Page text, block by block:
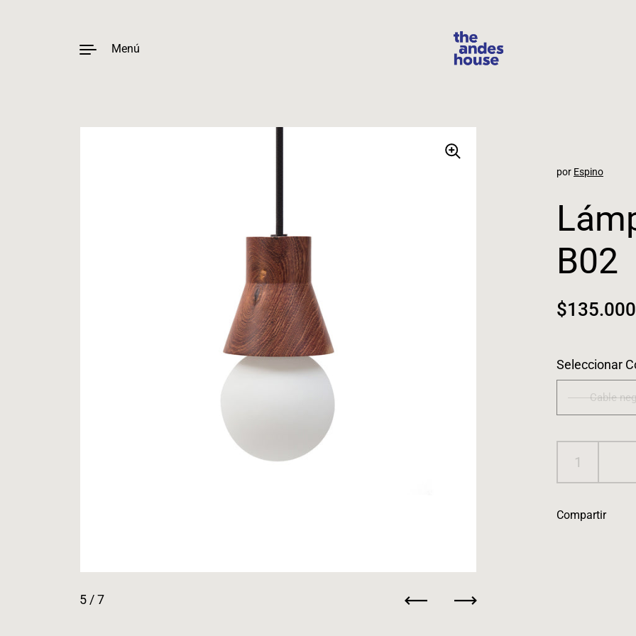
Menú
B02
por Espino
Precio
$135.000
Seleccionar
Cable
Compartir
5 / 7
Siguiente